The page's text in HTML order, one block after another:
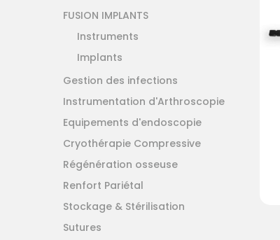
FUSION IMPLANTS
Instruments
Implants
Gestion des infections
Instrumentation d'Arthroscopie
Equipements d'endoscopie
Cryothérapie Compressive
Régénération osseuse
Renfort Pariétal
Stockage & Stérilisation
Sutures